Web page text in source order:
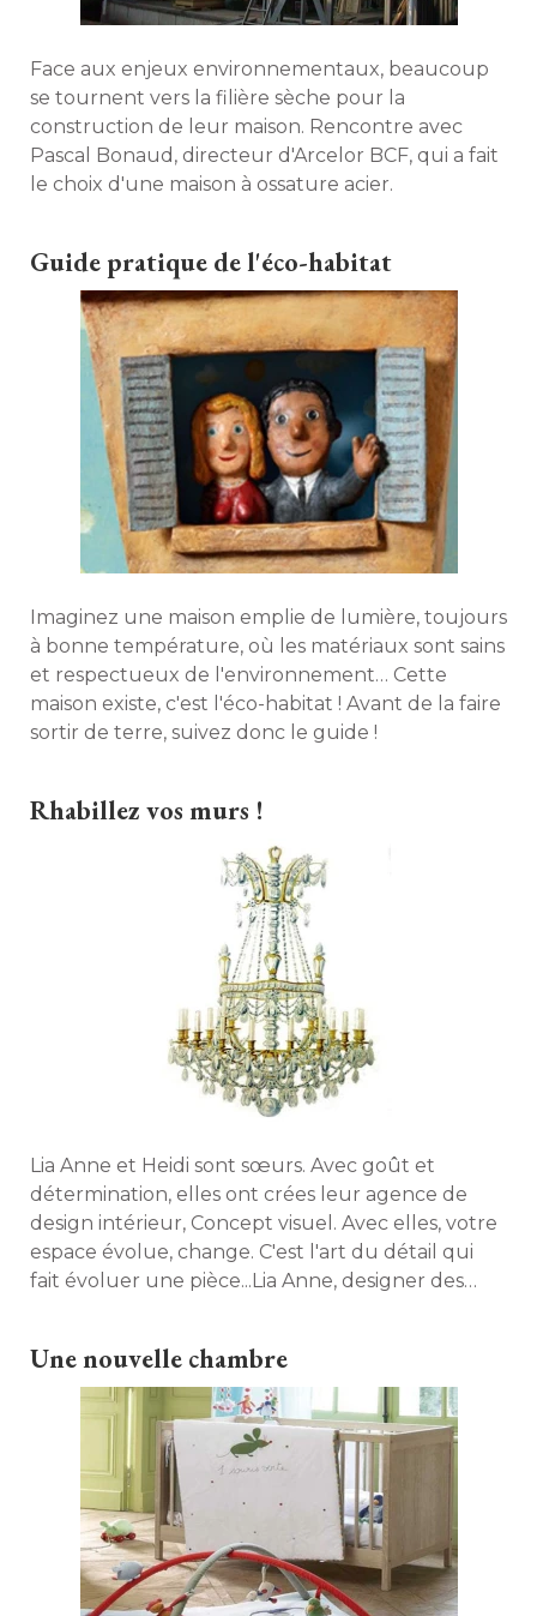
Face aux enjeux environnementaux, beaucoup
se tournent vers la filière sèche pour la
construction de leur maison. Rencontre avec
Pascal Bonaud, directeur d'Arcelor BCF, qui a fait
le choix d'une maison à ossature acier.
Guide pratique de l'éco-habitat
Imaginez une maison emplie de lumière, toujours
à bonne température, où les matériaux sont sains
et respectueux de l'environnement… Cette
maison existe, c'est l'éco-habitat ! Avant de la faire
sortir de terre, suivez donc le guide !
Rhabillez vos murs !
Lia Anne et Heidi sont sœurs. Avec goût et
détermination, elles ont crées leur agence de
design intérieur, Concept visuel. Avec elles, votre
espace évolue, change. C'est l'art du détail qui
fait évoluer une pièce...Lia Anne, designer des
Une nouvelle chambre